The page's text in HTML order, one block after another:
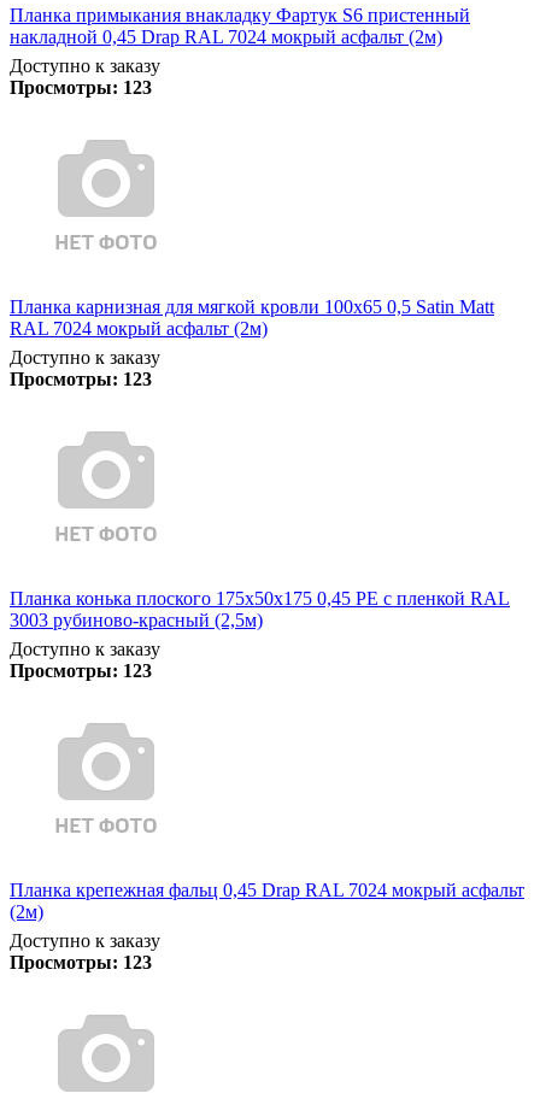
Планка примыкания внакладку Фартук S6 пристенный
накладной 0,45 Drap RAL 7024 мокрый асфальт (2м)
Доступно к заказу
Просмотры: 123
Планка карнизная для мягкой кровли 100х65 0,5 Satin Matt
RAL 7024 мокрый асфальт (2м)
Доступно к заказу
Просмотры: 123
Планка конька плоского 175х50х175 0,45 PE с пленкой RAL
3003 рубиново-красный (2,5м)
Доступно к заказу
Просмотры: 123
Планка крепежная фальц 0,45 Drap RAL 7024 мокрый асфальт
(2м)
Доступно к заказу
Просмотры: 123